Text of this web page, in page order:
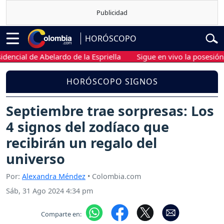
HORÓSCOPO
de Abelardo de la Espriella Sigue en vivo la posesión
HORÓSCOPO SIGNOS
Septiembre trae sorpresas: Los
4 signos del zodíaco que
recibirán un regalo del
universo
Por: Alexandra Méndez • Colombia.com
Sáb, 31 Ago 2024 4:34 pm
Comparte en: